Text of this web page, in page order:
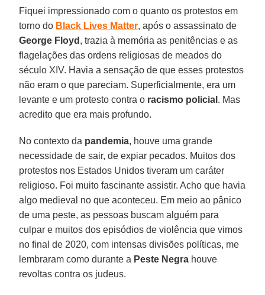
Fiquei impressionado com o quanto os protestos em
torno do Black Lives Matter, após o assassinato de
George Floyd , trazia à memória as penitências e as
flagelações das ordens religiosas de meados do
século XIV. Havia a sensação de que esses protestos
não eram o que pareciam. Superficialmente, era um
levante e um protesto contra o racismo policial . Mas
acredito que era mais profundo.
No contexto da pandemia, houve uma grande
necessidade de sair, de expiar pecados. Muitos dos
protestos nos Estados Unidos tiveram um caráter
religioso. Foi muito fascinante assistir. Acho que havia
algo medieval no que aconteceu. Em meio ao pânico
de uma peste, as pessoas buscam alguém para
culpar e muitos dos episódios de violência que vimos
no final de 2020, com intensas divisões políticas, me
lembraram como durante a Peste Negra houve
revoltas contra os judeus.